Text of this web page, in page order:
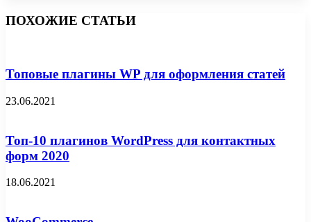
ПОХОЖИЕ СТАТЬИ
Топовые плагины WP для оформления статей
23.06.2021
Топ-10 плагинов WordPress для контактных
форм 2020
18.06.2021